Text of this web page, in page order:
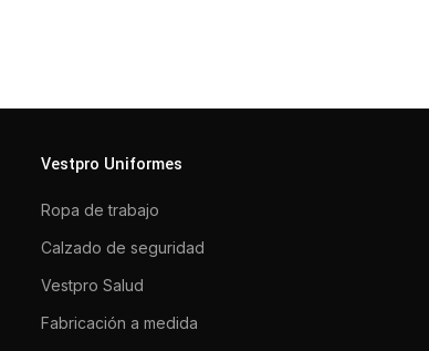
Vestpro Uniformes
Ropa de trabajo
Calzado de seguridad
Vestpro Salud
Fabricación a medida